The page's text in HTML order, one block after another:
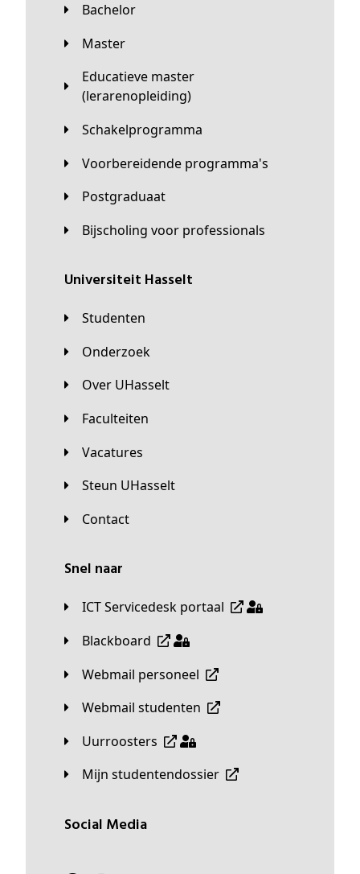
Bachelor
Master
Educatieve master
(lerarenopleiding)
Schakelprogramma
Voorbereidende programma's
Postgraduaat
Bijscholing voor professionals
universiteit Hasselt
Studenten
Onderzoek
Over UHasselt
Faculteiten
Vacatures
Steun UHasselt
Contact
Snel naar
ICT Servicedesk portaal
Blackboard
Webmail personeel
Webmail studenten
Uurroosters
Mijn studentendossier
Social Media